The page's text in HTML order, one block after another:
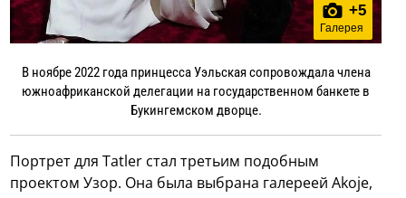
+5
Галерея
В ноябре 2022 года принцесса Уэльская сопровождала члена
южноафриканской делегации на государственном банкете в
Букингемском дворце.
Портрет для Tatler стал третьим подобным
проектом Узор. Она была выбрана галереей Akoje,